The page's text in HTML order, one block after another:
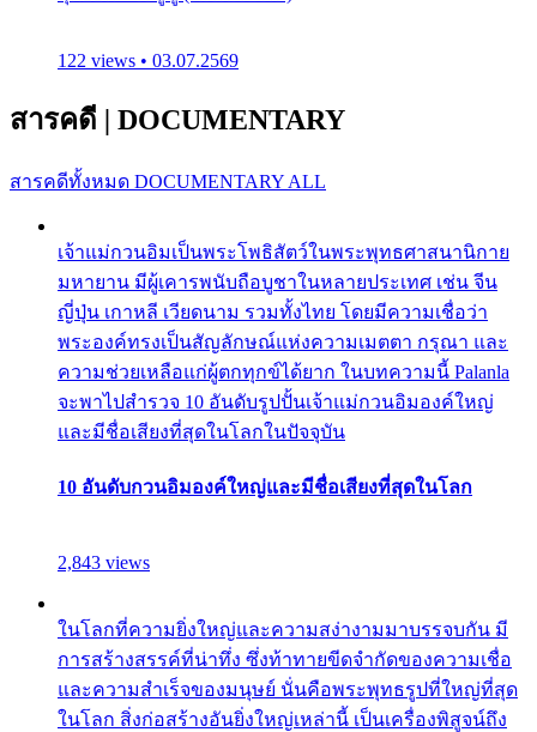
122 views • 03.07.2569
สารคดี | DOCUMENTARY
สารคดีทั้งหมด DOCUMENTARY ALL
เจ้าแม่กวนอิมเป็นพระโพธิสัตว์ในพระพุทธศาสนานิกาย
มหายาน มีผู้เคารพนับถือบูชาในหลายประเทศ เช่น จีน
ญี่ปุ่น เกาหลี เวียดนาม รวมทั้งไทย โดยมีความเชื่อว่า
พระองค์ทรงเป็นสัญลักษณ์แห่งความเมตตา กรุณา และ
ความช่วยเหลือแก่ผู้ตกทุกข์ได้ยาก ในบทความนี้ Palanla
จะพาไปสำรวจ 10 อันดับรูปปั้นเจ้าแม่กวนอิมองค์ใหญ่
และมีชื่อเสียงที่สุดในโลกในปัจจุบัน
10 อันดับกวนอิมองค์ใหญ่และมีชื่อเสียงที่สุดในโลก
2,843 views
ในโลกที่ความยิ่งใหญ่และความสง่างามมาบรรจบกัน มี
การสร้างสรรค์ที่น่าทึ่ง ซึ่งท้าทายขีดจำกัดของความเชื่อ
และความสำเร็จของมนุษย์ นั่นคือพระพุทธรูปที่ใหญ่ที่สุด
ในโลก สิ่งก่อสร้างอันยิ่งใหญ่เหล่านี้ เป็นเครื่องพิสูจน์ถึง